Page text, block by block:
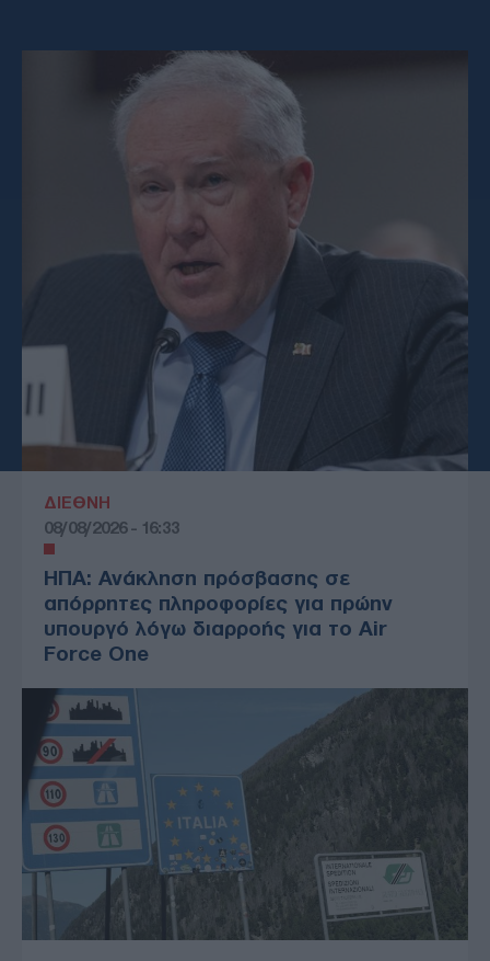
ΔΙΕΘΝΗ
08/08/2026 - 16:33
ΗΠΑ: Ανάκληση πρόσβασης σε
απόρρητες πληροφορίες για πρώην
υπουργό λόγω διαρροής για το Air
Force One